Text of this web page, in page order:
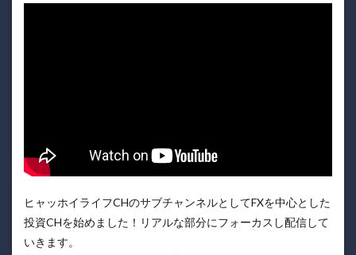
ヒャッホイライフCHのサブチャンネルとしてFXを中心とした
投資CHを始めました！リアルな部分にフォーカスし配信して
いきます。